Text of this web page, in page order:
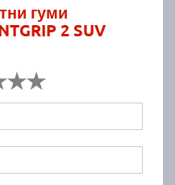
гуми
2 SUV